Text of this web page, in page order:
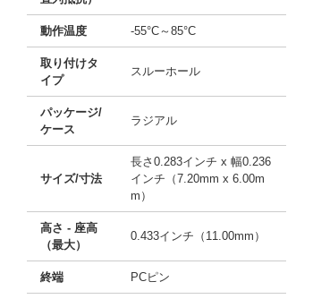
動作温度 -55°C～85°C
取り付けタ
イプ
スルーホール
パッケージ/
ケース
ラジアル
サイズ/寸法
長さ0.283インチ x 幅0.236
インチ（7.20mm x 6.00m
m）
高さ - 座高
（最大）
0.433インチ（11.00mm）
終端 PCピン